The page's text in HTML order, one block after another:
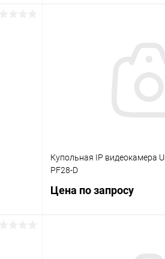
Купольная IP видеокамера
PF28-D
Цена по запросу